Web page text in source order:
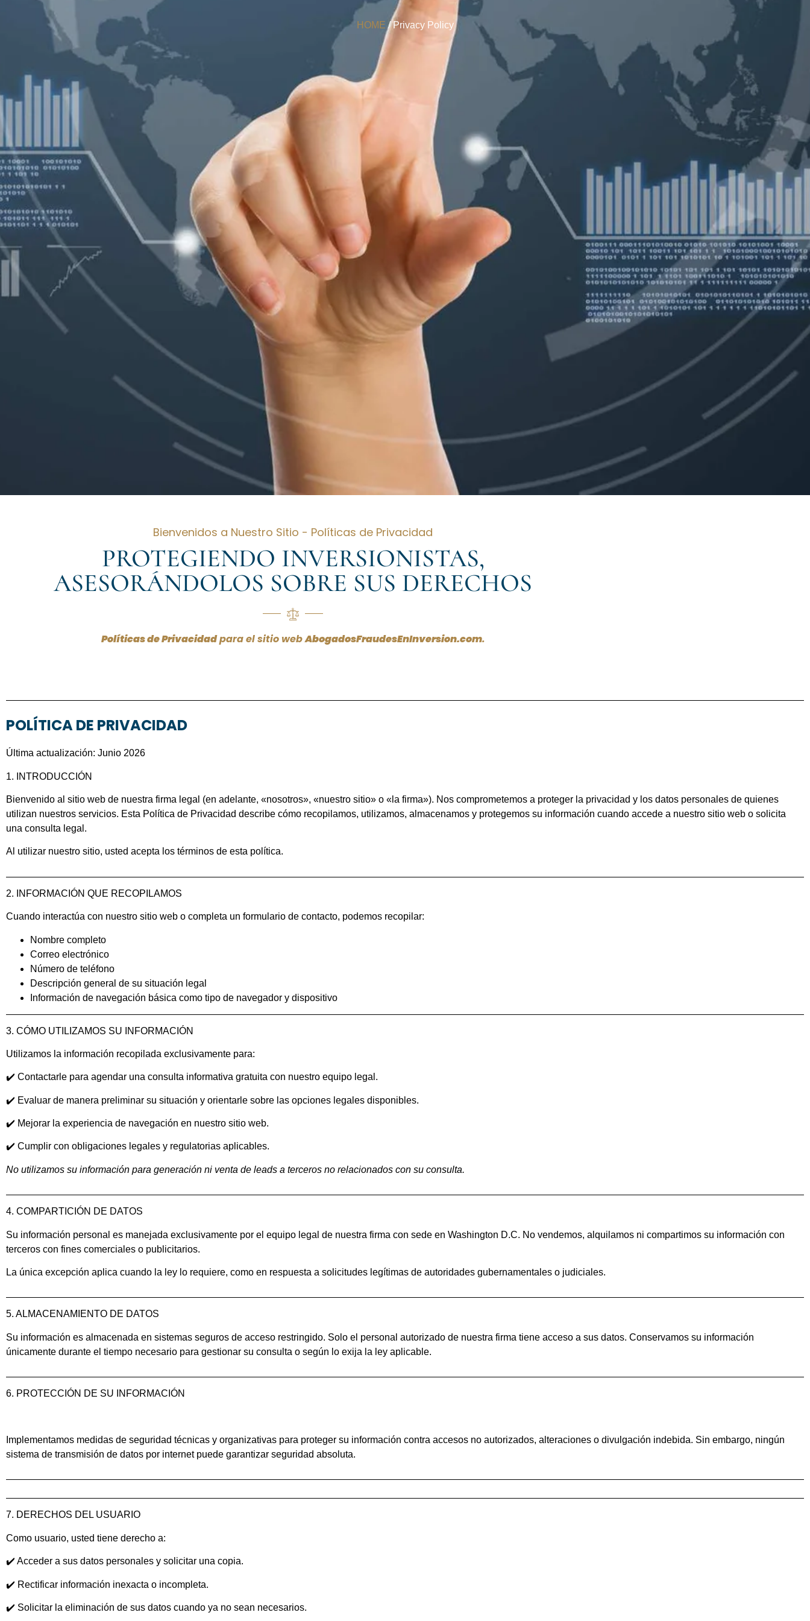
HOME/ Privacy Policy
Bienvenidos a Nuestro Sitio - Políticas de Privacidad
PROTEGIENDO INVERSIONISTAS,
ASESORÁNDOLOS SOBRE SUS DERECHOS
Políticas de Privacidadpara el sitio webAbogadosFraudesEnInversion.com.
POLÍTICA DE PRIVACIDAD
Última actualización: Junio 2026
1. INTRODUCCIÓN
Bienvenido al sitio web de nuestra firma legal (en adelante, «nosotros», «nuestro sitio» o «la firma»). Nos comprometemos a proteger la privacidad y los datos personales de quienes
utilizan nuestros servicios. Esta Política de Privacidad describe cómo recopilamos, utilizamos, almacenamos y protegemos su información cuando accede a nuestro sitio web o solicita
una consulta legal.
Al utilizar nuestro sitio, usted acepta los términos de esta política.
2. INFORMACIÓN QUE RECOPILAMOS
Cuando interactúa con nuestro sitio web o completa un formulario de contacto, podemos recopilar:
Nombre completo
Correo electrónico
Número de teléfono
Descripción general de su situación legal
Información de navegación básica como tipo de navegador y dispositivo
3. CÓMO UTILIZAMOS SU INFORMACIÓN
Utilizamos la información recopilada exclusivamente para:
✔️ Contactarle para agendar una consulta informativa gratuita con nuestro equipo legal.
✔️ Evaluar de manera preliminar su situación y orientarle sobre las opciones legales disponibles.
✔️ Mejorar la experiencia de navegación en nuestro sitio web.
✔️ Cumplir con obligaciones legales y regulatorias aplicables.
No utilizamos su información para generación ni venta de leads a terceros no relacionados con su consulta.
4. COMPARTICIÓN DE DATOS
Su información personal es manejada exclusivamente por el equipo legal de nuestra firma con sede en Washington D.C. No vendemos, alquilamos ni compartimos su información con
terceros con fines comerciales o publicitarios.
La única excepción aplica cuando la ley lo requiere, como en respuesta a solicitudes legítimas de autoridades gubernamentales o judiciales.
5. ALMACENAMIENTO DE DATOS
Su información es almacenada en sistemas seguros de acceso restringido. Solo el personal autorizado de nuestra firma tiene acceso a sus datos. Conservamos su información
únicamente durante el tiempo necesario para gestionar su consulta o según lo exija la ley aplicable.
6. PROTECCIÓN DE SU INFORMACIÓN
Implementamos medidas de seguridad técnicas y organizativas para proteger su información contra accesos no autorizados, alteraciones o divulgación indebida. Sin embargo, ningún
sistema de transmisión de datos por internet puede garantizar seguridad absoluta.
7. DERECHOS DEL USUARIO
Como usuario, usted tiene derecho a:
✔️ Acceder a sus datos personales y solicitar una copia.
✔️ Rectificar información inexacta o incompleta.
✔️ Solicitar la eliminación de sus datos cuando ya no sean necesarios.